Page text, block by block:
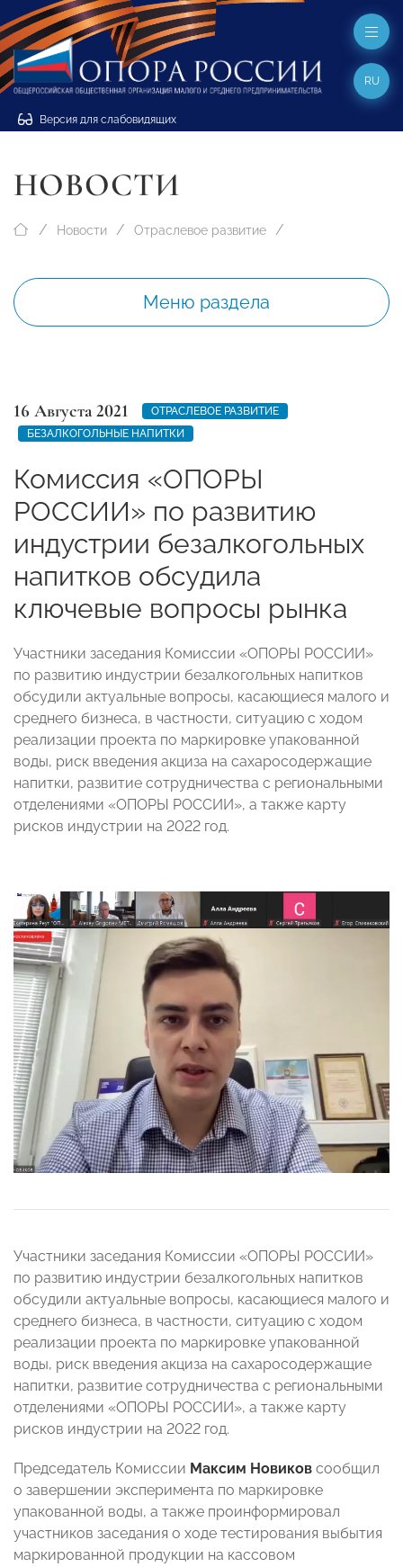
Версия для слабовидящих
RU
НОВОСТИ
Новости Отраслевое развитие
Меню раздела
16 Августа 2021
ОТРАСЛЕВОЕ РАЗВИТИЕ
БЕЗАЛКОГОЛЬНЫЕ НАПИТКИ
Комиссия «ОПОРЫ
РОССИИ» по развитию
индустрии безалкогольных
напитков обсудила
ключевые вопросы рынка
Участники заседания Комиссии «ОПОРЫ РОССИИ»
по развитию индустрии безалкогольных напитков
обсудили актуальные вопросы, касающиеся малого и
среднего бизнеса, в частности, ситуацию с ходом
реализации проекта по маркировке упакованной
воды, риск введения акциза на сахаросодержащие
напитки, развитие сотрудничества с региональными
отделениями «ОПОРЫ РОССИИ», а также карту
рисков индустрии на 2022 год.
Участники заседания Комиссии «ОПОРЫ РОССИИ»
по развитию индустрии безалкогольных напитков
обсудили актуальные вопросы, касающиеся малого и
среднего бизнеса, в частности, ситуацию с ходом
реализации проекта по маркировке упакованной
воды, риск введения акциза на сахаросодержащие
напитки, развитие сотрудничества с региональными
отделениями «ОПОРЫ РОССИИ», а также карту
рисков индустрии на 2022 год.
Председатель Комиссии Максим Новиков сообщил
о завершении эксперимента по маркировке
упакованной воды, а также проинформировал
участников заседания о ходе тестирования выбытия
маркированной продукции на кассовом